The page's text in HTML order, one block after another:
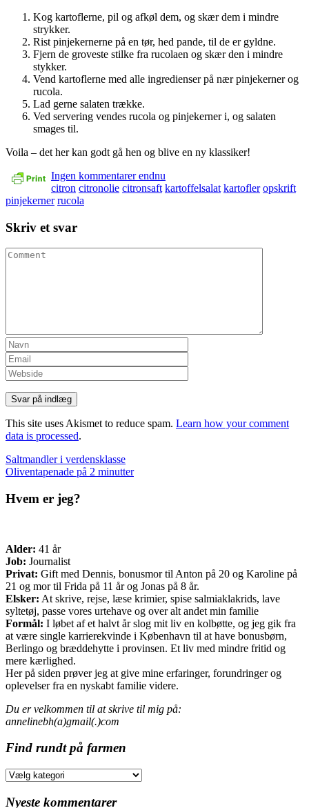
Kog kartoflerne, pil og afkøl dem, og skær dem i mindre
strykker.
Rist pinjekernerne på en tør, hed pande, til de er gyldne.
Fjern de groveste stilke fra rucolaen og skær den i mindre
stykker.
Vend kartoflerne med alle ingredienser på nær pinjekerner og
rucola.
Lad gerne salaten trække.
Ved servering vendes rucola og pinjekerner i, og salaten
smages til.
Voila – det her kan godt gå hen og blive en ny klassiker!
Ingen kommentarer endnu
citron citronolie citronsaft kartoffelsalat kartofler opskrift
pinjekerner rucola
Skriv et svar
This site uses Akismet to reduce spam. Learn how your comment
data is processed.
Indlæg
navigation
Saltmandler i verdensklasse
Oliventapenade på 2 minutter
Hvem er jeg?
Alder: 41 år
Job: Journalist
Privat: Gift med Dennis, bonusmor til Anton på 20 og Karoline på
21 og mor til Frida på 11 år og Jonas på 8 år.
Elsker: At skrive, rejse, læse krimier, spise salmiaklakrids, lave
syltetøj, passe vores urtehave og over alt andet min familie
Formål: I løbet af et halvt år slog mit liv en kolbøtte, og jeg gik fra
at være single karrierekvinde i København til at have bonusbørn,
Berlingo og bræddehytte i provinsen. Et liv med mindre fritid og
mere kærlighed.
Her på siden prøver jeg at give mine erfaringer, forundringer og
oplevelser fra en nyskabt familie videre.
Du er velkommen til at skrive til mig på:
annelinebh(a)gmail(.)com
Find rundt på farmen
Find
på
Nyeste kommentarer